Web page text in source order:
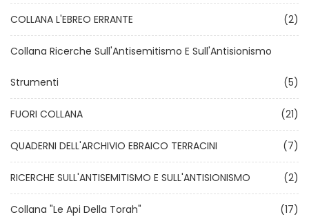
COLLANA L'EBREO ERRANTE (2)
Collana Ricerche Sull'Antisemitismo E Sull'Antisionismo
Strumenti (5)
FUORI COLLANA (21)
QUADERNI DELL'ARCHIVIO EBRAICO TERRACINI (7)
RICERCHE SULL'ANTISEMITISMO E SULL'ANTISIONISMO (2)
Collana "Le Api Della Torah" (17)